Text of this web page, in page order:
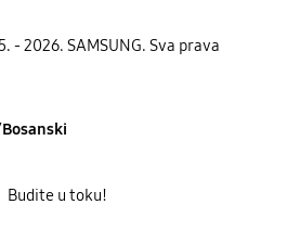
- 2026. SAMSUNG. Sva prava
Budite u toku!